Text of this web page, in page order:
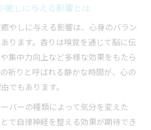
癒しに与える影響とは
やしに与える影響は、心身のバラン
ります。香りは嗅覚を通じて脳に伝
集中力向上など多様な効果をもたら
祈りと呼ばれる静かな時間が、心の
でもあります。
バーの種類によって気分を変えた
で自律神経を整える効果が期待でき